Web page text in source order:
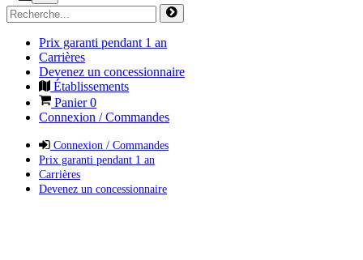
Prix garanti pendant 1 an
Carrières
Devenez un concessionnaire
Établissements
Panier0
Connexion / Commandes
Connexion / Commandes
Prix garanti pendant 1 an
Carrières
Devenez un concessionnaire